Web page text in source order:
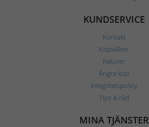
KUNDSERVICE
Kontakt
Köpvillkor
Returer
Ångra köp
Integritetspolicy
Tips & råd
MINA TJÄNSTER